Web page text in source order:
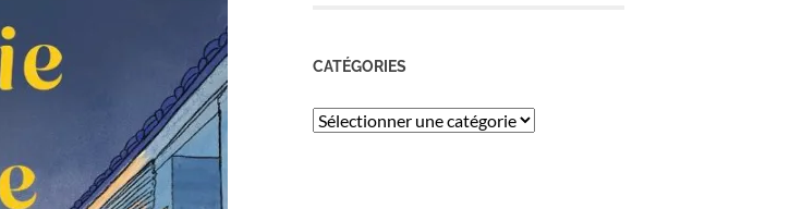
CATÉGORIES
Catégories